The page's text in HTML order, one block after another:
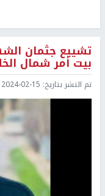
تشييع جثمان
بيت أمر شمال
تم النشر بتاريخ: 2024-02-15 14:15